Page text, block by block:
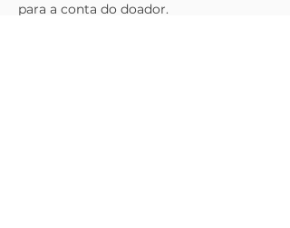
para a conta do doador.